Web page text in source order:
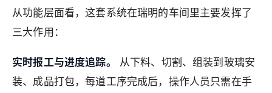
从功能层面看，这套系统在瑞明的车间里主要发挥了
三大作用：
实时报工与进度追踪。
从下料、切割、组装到玻璃安
装、成品打包，每道工序完成后，操作人员只需在手